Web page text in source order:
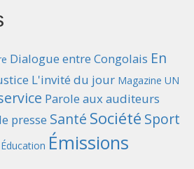
Dialogue entre Congolais En
L'invité du jour Magazine UN
Parole aux auditeurs
presse Santé Société Sport
Éducation Émissions